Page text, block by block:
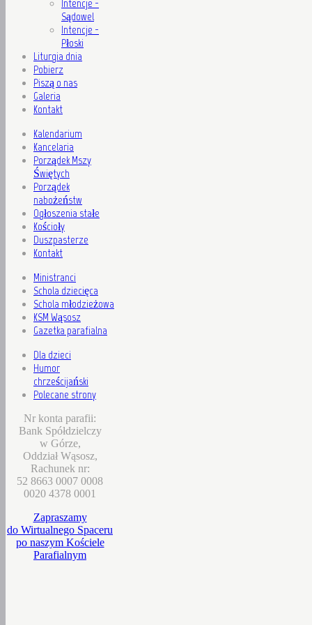
Intencje -
Sądowel
Intencje -
Płoski
Liturgia dnia
Pobierz
Piszą o nas
Galeria
Kontakt
Kalendarium
Kancelaria
Porządek Mszy
Świętych
Porządek
nabożeństw
Ogłoszenia stałe
Kościoły
Duszpasterze
Kontakt
Ministranci
Schola dziecięca
Schola młodzieżowa
KSM Wąsosz
Gazetka parafialna
Dla dzieci
Humor
chrześcijański
Polecane strony
Nr konta parafii:
Bank Spółdzielczy
w Górze,
Oddział Wąsosz,
Rachunek nr:
52 8663 0007 0008
0020 4378 0001
Zapraszamy
do Wirtualnego Spaceru
po naszym Kościele
Parafialnym